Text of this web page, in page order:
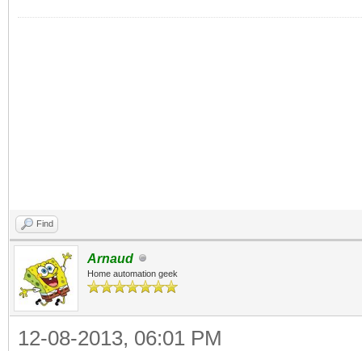
Find
Arnaud
Home automation geek
12-08-2013, 06:01 PM